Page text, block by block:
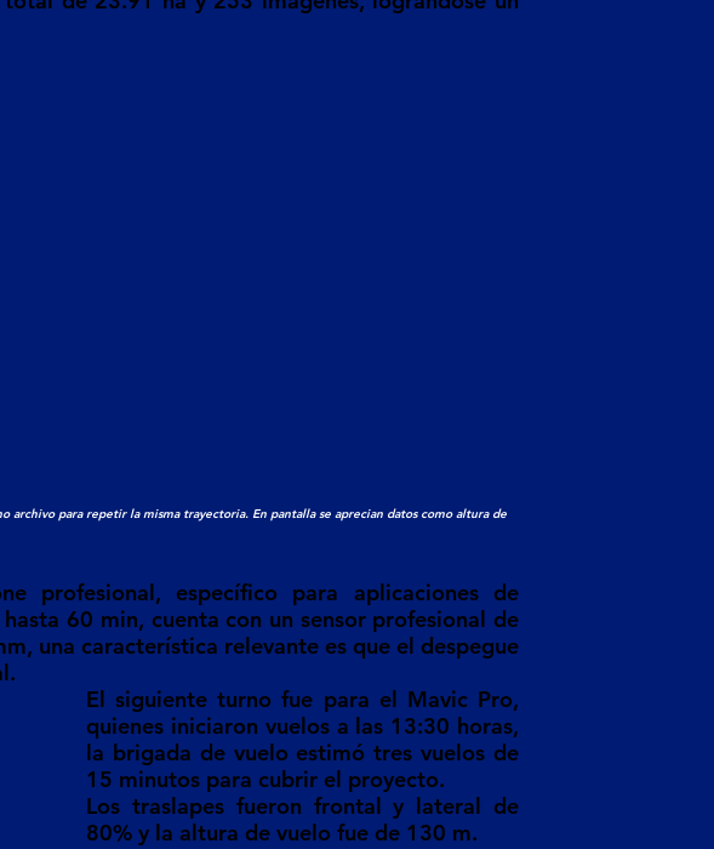
archivo para repetir la misma trayectoria. En pantalla se aprecian datos como altura de
profesional, específico para aplicaciones de
60 min, cuenta con un sensor profesional de
una característica relevante es que el despegue
El siguiente turno fue para el Mavic Pro,
quienes iniciaron vuelos a las 13:30 horas,
la brigada de vuelo estimó tres vuelos de
15 minutos para cubrir el proyecto.
Los traslapes fueron frontal y lateral de
80% y la altura de vuelo fue de 130 m.